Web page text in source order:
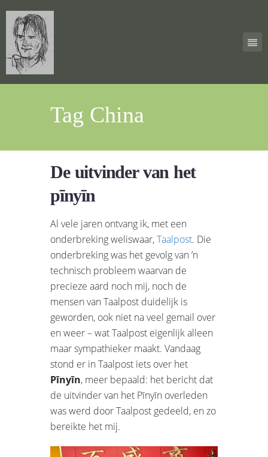
Tag China
De uitvinder van het
pīnyīn
Al vele jaren ontvang ik, met een
onderbreking weliswaar,Taalpost. Die
onderbreking was het gevolg van ’n
technisch probleem waarvan de
precieze aard noch mij, noch de
mensen van Taalpost duidelijk is
geworden, ook niet na veel gemail over
en weer – wat Taalpost eigenlijk alleen
maar sympathieker maakt. Vandaag
stond er in Taalpost iets over het
Pīnyīn, meer bepaald: het bericht dat
de uitvinder van het Pīnyīn overleden
was werd door Taalpost gedeeld, en zo
bereikte het mij.